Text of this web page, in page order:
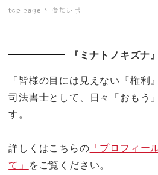
ミナトノキズナ
top page 参加レポ
『ミナトノキズナ
「皆様の目には見えない『権利
司法書士として、日々「おもう
す。
詳しくはこちらの 「プロフィー
て」 をご覧ください。